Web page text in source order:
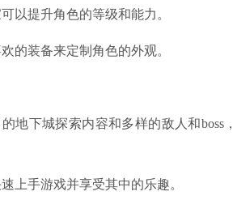
以提升角色的等级和能力。
的装备来定制角色的外观。
地下城探索内容和多样的敌人和boss
上手游戏并享受其中的乐趣。